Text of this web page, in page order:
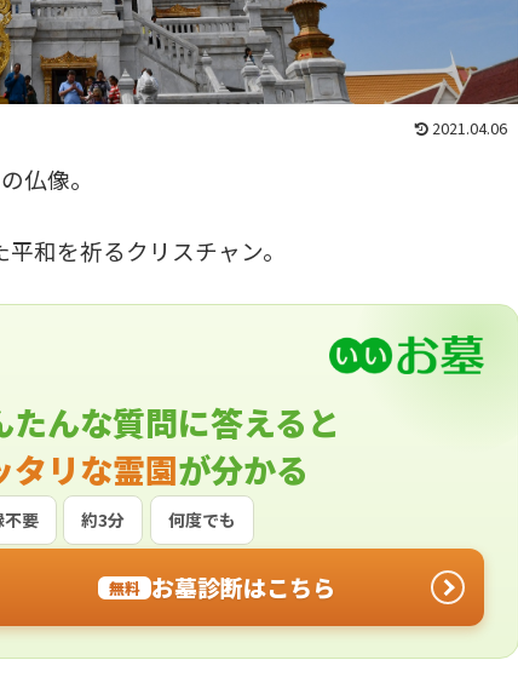
2021.04.06
仏像。
和を祈るクリスチャン。
たんな質問に答えると
タリな霊園が分かる
不要 約3分 何度でも
無料 お墓診断はこちら